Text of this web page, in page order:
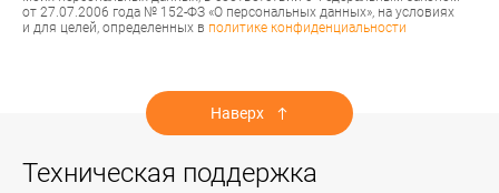
от 27.07.2006 года № 152-ФЗ «О персональных данных», на условиях
и для целей, определенных в политике конфиденциальности
Наверх
Техническая поддержка